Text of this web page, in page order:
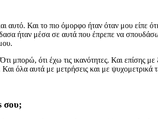
Και το πιο όμορφο ήταν όταν μου είπε
ήταν μέσα σε αυτά που έπρεπε να
μπορώ, ότι έχω τις ικανότητες. Και επίσης
όλα αυτά με μετρήσεις και με ψυχομετρικά
σου;